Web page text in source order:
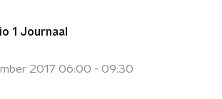
1 Journaal
2017 06:00 - 09:30